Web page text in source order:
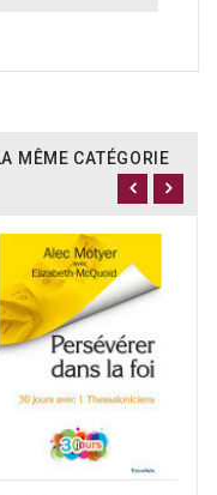
MÊME CATÉGORIE